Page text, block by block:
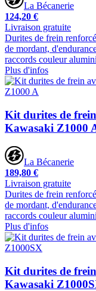
La Bécanerie
124,20 €
Livraison gratuite
Durites de frein
de mordant,
raccords couleur
Plus d'infos
Kit durites de
Kawasaki Z1000
La Bécanerie
189,80 €
Livraison gratuite
Durites de frein
de mordant,
raccords couleur
Plus d'infos
Kit durites de
Kawasaki